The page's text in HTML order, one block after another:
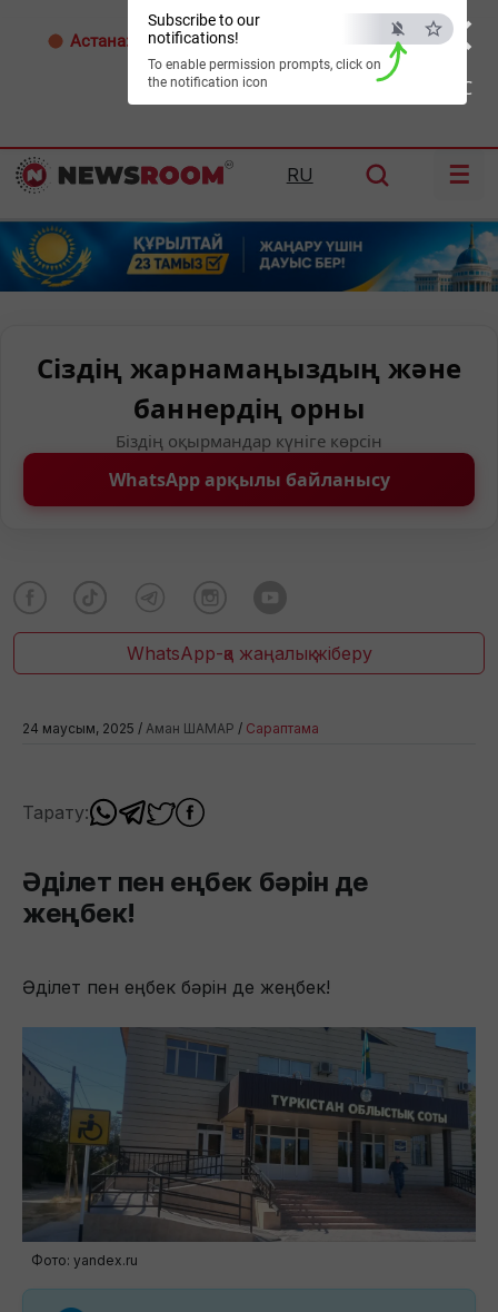
×
ESC
Subscribe to our
notifications!
To enable permission prompts, click on
the notification icon
Астана: 32°C Алматы: Шымкент:36°C
RU ☰
Сіздің жарнамаңыздың және
баннердің орны
Біздің оқырмандар күніге көрсін
WhatsApp арқылы байланысу
WhatsApp-қа жаңалық жіберу
24 маусым, 2025 / Аман ШАМАР / Сараптама
Тарату:
Әділет пен еңбек бәрін де
жеңбек!
Әділет пен еңбек бәрін де жеңбек!
Фото: yandex.ru